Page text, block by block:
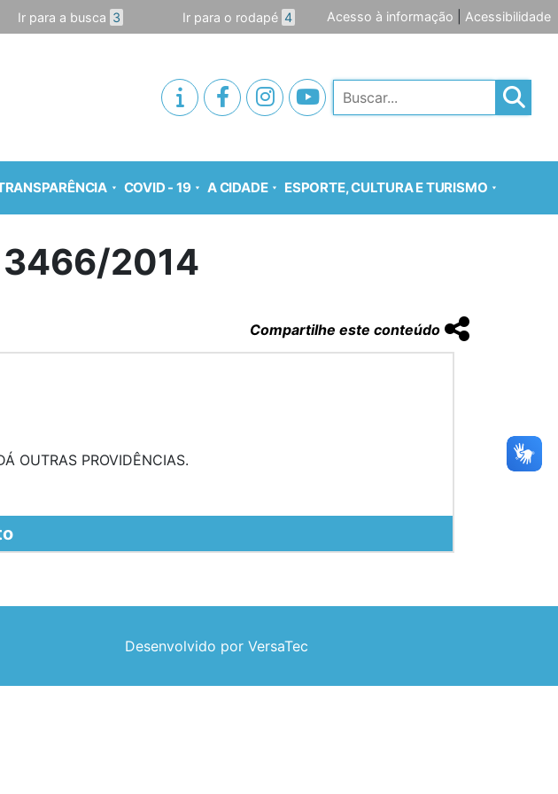
Ir para a busca 3 Ir para o rodapé 4 Acesso à informação Acessibilidade
Pesquisar
COVID - 19 A CIDADE ESPORTE, CULTURA E TURISMO
3466/2014
Compartilhe este conteúdo
OUTRAS PROVIDÊNCIAS.
Desenvolvido por VersaTec